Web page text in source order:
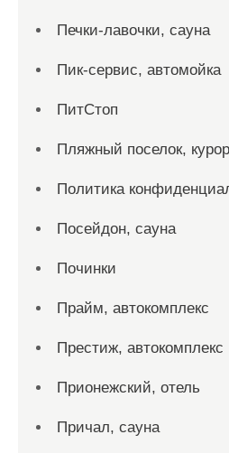
Печки-лавочки, сауна
Пик-сервис, автомойка
ПитСтоп
Пляжный поселок,
Политика
Посейдон, сауна
Починки
Прайм, автокомплекс
Престиж, автокомплекс
Прионежский, отель
Причал, сауна